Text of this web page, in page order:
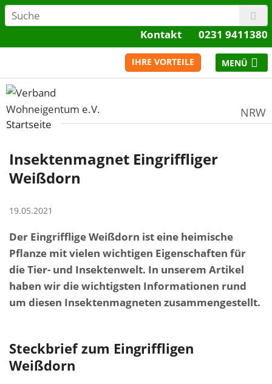
Kontakt 0231 9411380
IHRE VORTEILE
NRW
Startseite
Insektenmagnet Eingriffliger
Weißdorn
19.05.2021
Der Eingrifflige Weißdorn ist eine heimische
Pflanze mit vielen wichtigen Eigenschaften für
die Tier- und Insektenwelt. In unserem Artikel
haben wir die wichtigsten Informationen rund
um diesen Insektenmagneten zusammengestellt.
Steckbrief zum Eingriffligen
Weißdorn